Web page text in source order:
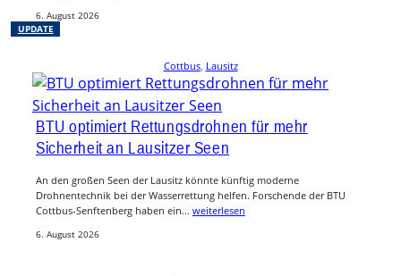
UPDATE
6. August 2026
Cottbus, Lausitz
BTU optimiert Rettungsdrohnen für mehr
Sicherheit an Lausitzer Seen
An den großen Seen der Lausitz könnte künftig moderne
Drohnentechnik bei der Wasserrettung helfen. Forschende der BTU
Cottbus-Senftenberg haben ein… weiterlesen
6. August 2026